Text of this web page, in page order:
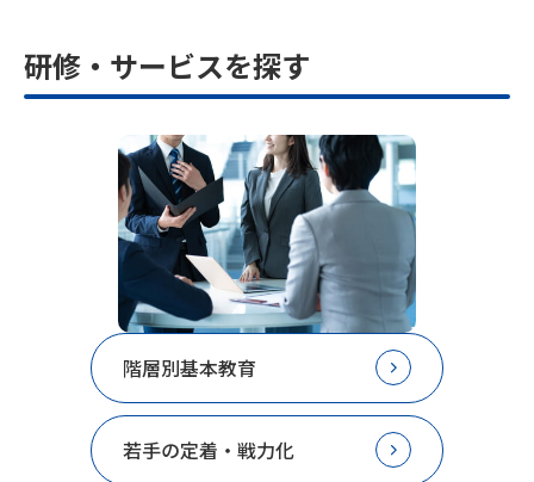
研修・サービスを探す
階層別基本教育
若手の定着・戦力化